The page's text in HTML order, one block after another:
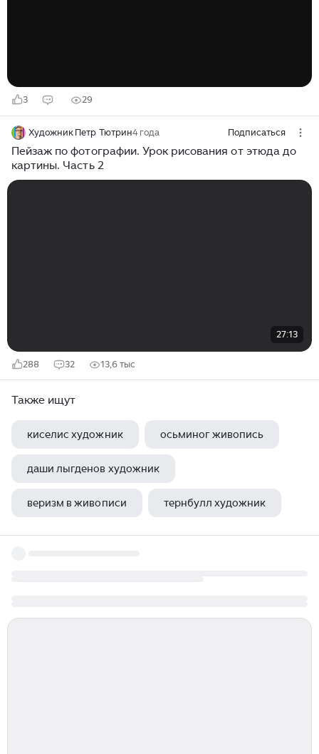
3 29
Художник Петр Тютрин4 года Подписаться
Пейзаж по фотографии. Урок рисования от этюда до
картины. Часть 2
27:13
288 32 13,6 тыс
Также ищут
киселис художник осьминог живопись
даши лыгденов художник
веризм в живописи тернбулл художник